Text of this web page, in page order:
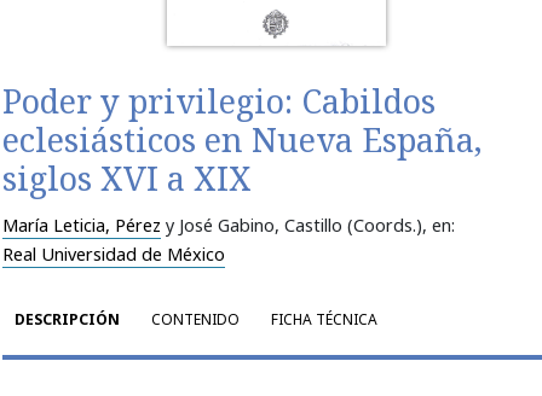
Poder y privilegio: Cabildos
eclesiásticos en Nueva España,
siglos XVI a XIX
María Leticia, Pérez y José Gabino, Castillo (Coords.), en:
Real Universidad de México
DESCRIPCIÓN CONTENIDO FICHA TÉCNICA